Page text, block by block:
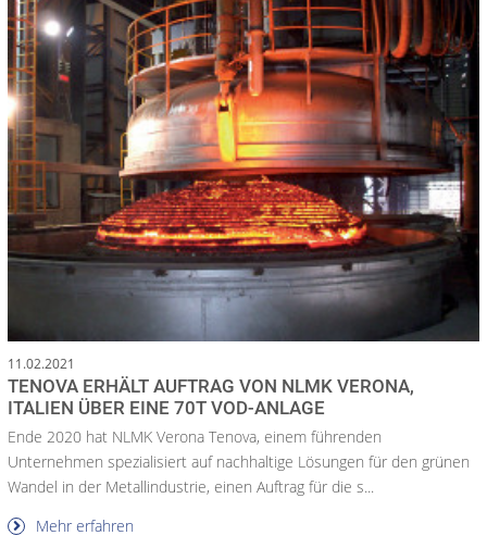
11.02.2021
TENOVA ERHÄLT AUFTRAG VON NLMK VERONA,
ITALIEN ÜBER EINE 70T VOD-ANLAGE
Ende 2020 hat NLMK Verona Tenova, einem führenden
Unternehmen spezialisiert auf nachhaltige Lösungen für den grünen
Wandel in der Metallindustrie, einen Auftrag für die s...
Mehr erfahren